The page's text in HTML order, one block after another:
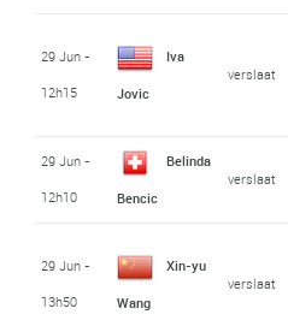
29 Jun -
12h15
Iva
Jovic
verslaat
29 Jun -
12h10
Belinda
Bencic
verslaat
29 Jun -
13h50
Xin-yu
Wang
verslaat